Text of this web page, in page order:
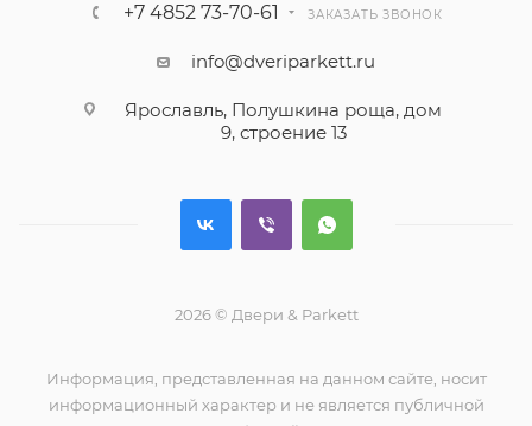
+7 4852 73-70-61 ЗАКАЗАТЬ ЗВОНОК
info@dveriparkett.ru
Ярославль, Полушкина роща, дом
9, строение 13
2026 © Двери & Parkett
Информация, представленная на данном сайте, носит
информационный характер и не является публичной